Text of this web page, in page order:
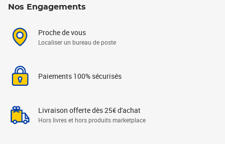
Nos Engagements
Proche de vous
Localiser un bureau de poste
Paiements 100% sécurisés
Livraison offerte dès 25€ d'achat
Hors livres et hors produits marketplace